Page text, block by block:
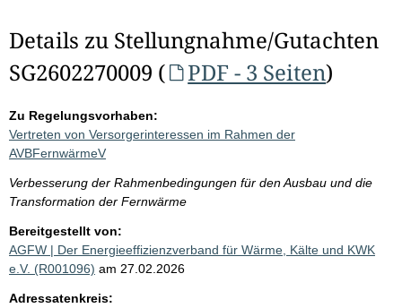
Details zu Stellungnahme/Gutachten
SG2602270009 (
PDF - 3 Seiten)
Zu Regelungsvorhaben:
Vertreten von Versorgerinteressen im Rahmen der
AVBFernwärmeV
Verbesserung der Rahmenbedingungen für den Ausbau und die
Transformation der Fernwärme
Bereitgestellt von:
AGFW | Der Energieeffizienzverband für Wärme, Kälte und KWK
e.V. (R001096) am 27.02.2026
Adressatenkreis: